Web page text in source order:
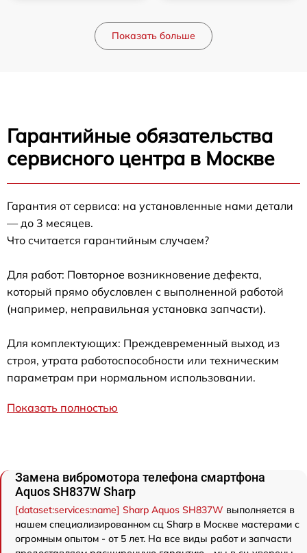
Показать больше
Гарантийные обязательства
сервисного центра в Москве
Гарантия от сервиса: на установленные нами детали
— до 3 месяцев.
Что считается гарантийным случаем?
Для работ: Повторное возникновение дефекта,
который прямо обусловлен с выполненной работой
(например, неправильная установка запчасти).
Для комплектующих: Преждевременный выход из
строя, утрата работоспособности или техническим
параметрам при нормальном использовании.
Показать полностью
Замена вибромотора телефона смартфона
Aquos SH837W Sharp
[dataset:services:name] Sharp Aquos SH837W выполняется в
нашем специализированном сц Sharp в Москве мастерами с
огромным опытом - от 5 лет. На все виды работ и запчасти